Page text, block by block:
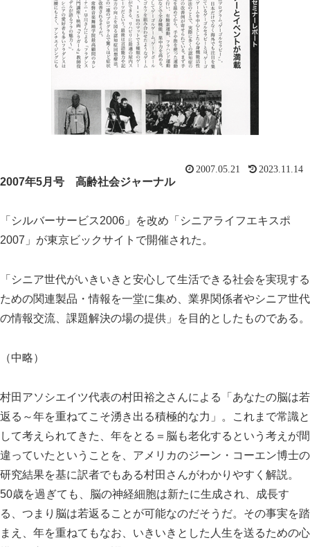
スマート・エイジング シニアビジネス
2007.05.21 2023.11.14
2007年5月号 高齢社会ジャーナル
「シルバーサービス2006」を改め「シニアライフエキスポ
2007」が東京ビックサイトで開催された。
「シニア世代がいきいきと安心して生活できる社会を実現する
ための関連製品・情報を一堂に集め、業界関係者やシニア世代
の情報交流、課題解決の場の提供」を目的としたものである。
（中略）
村田アソシエイツ代表の村田裕之さんによる「あなたの脳は若
返る～年を重ねてこそ湧き出る積極的な力」。これまで常識と
して考えられてきた、年をとる＝脳も老化するという考えが間
違っていたということを、アメリカのジーン・コーエン博士の
研究結果を基に訳者でもある村田さんがわかりやすく解説。
50歳を過ぎても、脳の神経細胞は新たに生成され、成長す
る、つまり脳は若返ることが可能なのだそうだ。その事実を踏
まえ、年を重ねてもなお、いきいきとした人生を送るための心